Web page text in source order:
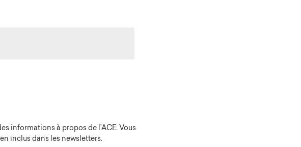
informations à propos de l’ACE. Vous
inclus dans les newsletters.